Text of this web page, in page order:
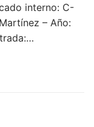
interno: C-
– Año: